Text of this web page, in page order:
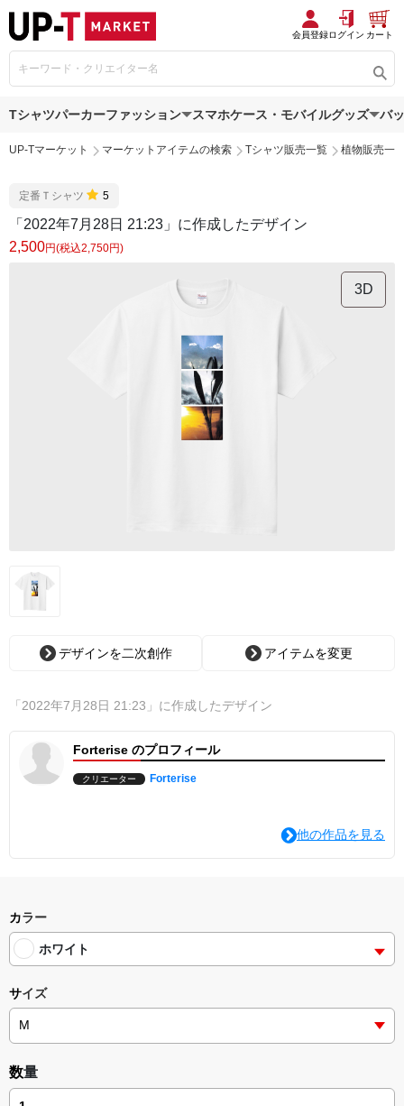
会員登録ログイン カート
Tシャツパーカーファッション スマホケース・モバイルグッズ バ
UP-Tマーケット マーケットアイテムの検索 Tシャツ販売一覧 植物販売一
定番Ｔシャツ 5
「2022年7月28日 21:23」に作成したデザイン
2,500円(税込2,750円)
3D
デザインを二次創作 アイテムを変更
「2022年7月28日 21:23」に作成したデザイン
Forterise のプロフィール
クリエーター Forterise
他の作品を見る
カラー
ホワイト
サイズ
数量